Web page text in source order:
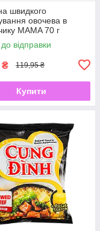
швидкого
овочева в
MAMA 70 г
відправки
₴ 119,95 ₴
Купити